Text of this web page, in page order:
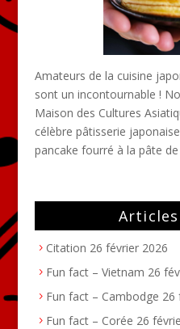
Amateurs de la cuisine
sont un incontournable !
Maison des Cultures
célèbre pâtisserie
pancake fourré à la pâte
Citation 26 février 2026
Fun fact – Vietnam 26
Fun fact – Cambodge 26
Fun fact – Corée 26